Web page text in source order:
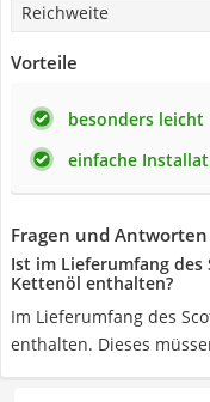
Reichweite
Vorteile
besonders leicht
einfache
Fragen und
Ist im Lieferumfang
Kettenöl enthalten?
Im Lieferumfang des
enthalten. Dieses